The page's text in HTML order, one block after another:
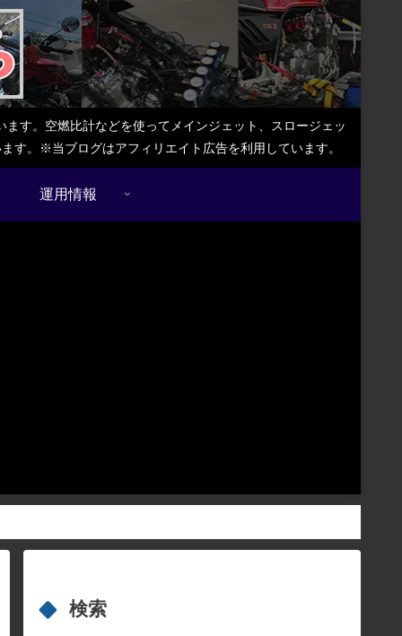
す。空燃比計などを使ってメインジェット、スロージェッ
す。※当ブログはアフィリエイト広告を利用しています。
運用情報
検索